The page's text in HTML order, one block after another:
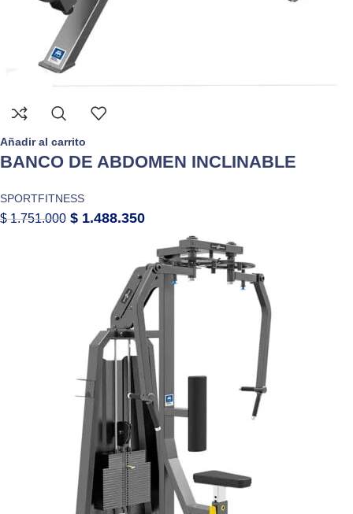
Añadir al carrito
BANCO DE ABDOMEN INCLINABLE
SPORTFITNESS
$1.751.000 $ 1.488.350